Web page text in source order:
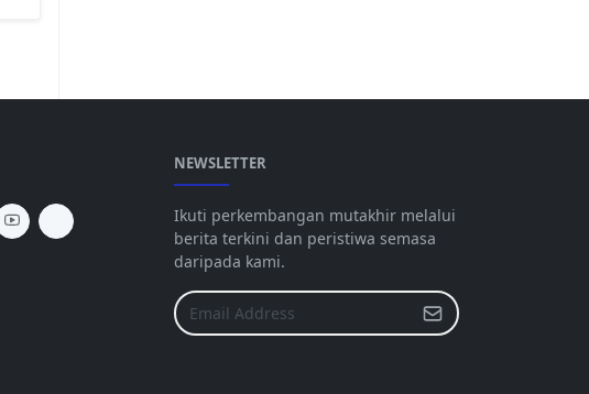
NEWSLETTER
Ikuti perkembangan mutakhir melalui
berita terkini dan peristiwa semasa
daripada kami.